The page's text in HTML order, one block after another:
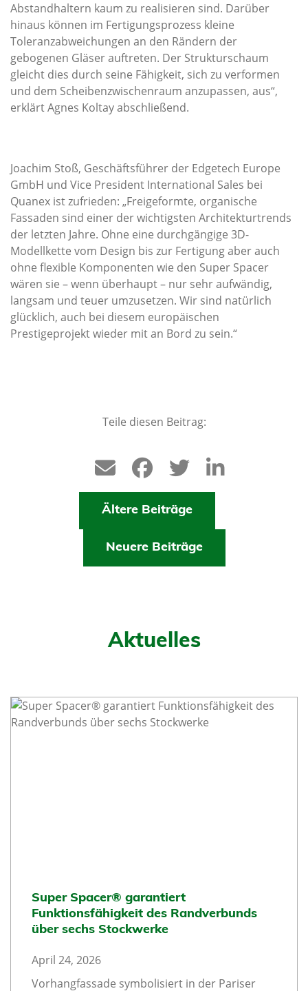
Abstandhaltern kaum zu realisieren sind. Darüber
hinaus können im Fertigungsprozess kleine
Toleranzabweichungen an den Rändern der
gebogenen Gläser auftreten. Der Strukturschaum
gleicht dies durch seine Fähigkeit, sich zu verformen
und dem Scheibenzwischenraum anzupassen, aus“,
erklärt Agnes Koltay abschließend.
Joachim Stoß, Geschäftsführer der Edgetech Europe
GmbH und Vice President International Sales bei
Quanex ist zufrieden: „Freigeformte, organische
Fassaden sind einer der wichtigsten Architekturtrends
der letzten Jahre. Ohne eine durchgängige 3D-
Modellkette vom Design bis zur Fertigung aber auch
ohne flexible Komponenten wie den Super Spacer
wären sie – wenn überhaupt – nur sehr aufwändig,
langsam und teuer umzusetzen. Wir sind natürlich
glücklich, auch bei diesem europäischen
Prestigeprojekt wieder mit an Bord zu sein.“
Teile diesen Beitrag:
Ältere Beiträge
Neuere Beiträge
Aktuelles
Super Spacer® garantiert
Funktionsfähigkeit des Randverbunds
über sechs Stockwerke
April 24, 2026
Vorhangfassade symbolisiert in der Pariser